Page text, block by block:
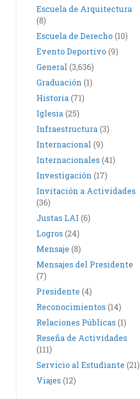
Escuela de Arquitectura
(8)
Escuela de Derecho(10)
Evento Deportivo(9)
General (3,636)
Graduación (1)
Historia (71)
Iglesia (25)
Infraestructura (3)
Internacional (9)
Internacionales(41)
Investigación (17)
Invitación a Actividades
(36)
Justas LAI (6)
Logros(24)
Mensaje (8)
Mensajes del Presidente
(7)
Presidente (4)
Reconocimientos(14)
Relaciones Públicas(1)
Reseña de Actividades
(111)
Servicio al Estudiante (21)
Viajes(12)